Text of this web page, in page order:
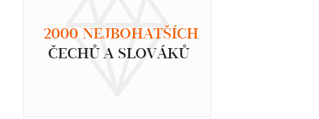
2000 NEJBOHATŠÍCH
ČECHŮ A SLOVÁKŮ